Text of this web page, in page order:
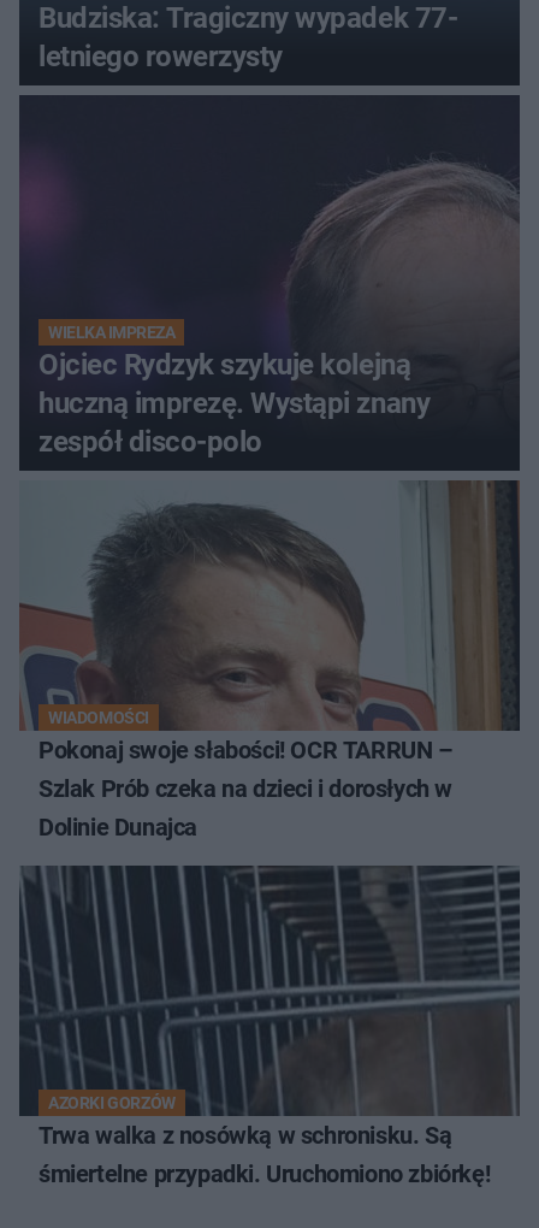
Budziska: Tragiczny wypadek 77-
letniego rowerzysty
WIELKA IMPREZA
Ojciec Rydzyk szykuje kolejną
huczną imprezę. Wystąpi znany
zespół disco-polo
WIADOMOŚCI
Pokonaj swoje słabości! OCR TARRUN –
Szlak Prób czeka na dzieci i dorosłych w
Dolinie Dunajca
AZORKI GORZÓW
Trwa walka z nosówką w schronisku. Są
śmiertelne przypadki. Uruchomiono zbiórkę!